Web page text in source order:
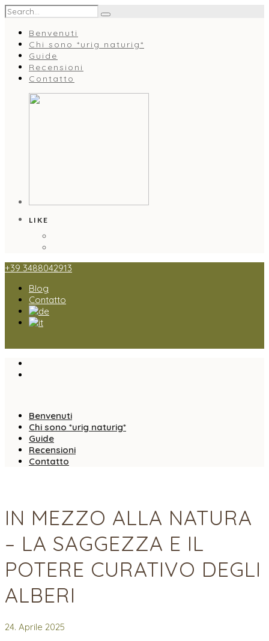
Benvenuti
Chi sono *urig naturig*
Guide
Recensioni
Contatto
LIKE
+39 3488042913
Blog
Contatto
Benvenuti
Chi sono *urig naturig*
Guide
Recensioni
Contatto
IN MEZZO ALLA NATURA
– LA SAGGEZZA E IL
POTERE CURATIVO DEGLI
ALBERI
24. Aprile 2025